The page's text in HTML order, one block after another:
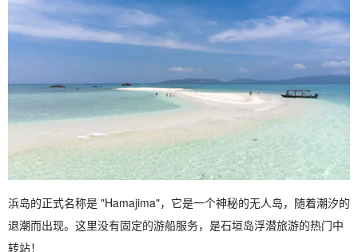
浜岛的正式名称是 "Hamajima"，它是一个神秘的无人岛，随着潮汐的
退潮而出现。这里没有固定的游船服务，是石垣岛浮潜旅游的热门中
转站！